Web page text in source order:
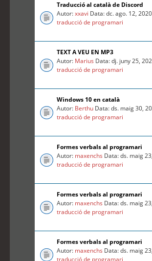
Traducció al català de Discord
Autor:xxavi Data: dc. ago. 12,
traducció de programari
TEXT A VEU EN MP3
Autor: Marius Data: dj. juny 25,
traducció de programari
Windows 10 en català
Autor: Berthu Data: ds. maig 30,
traducció de programari
Formes verbals al programari
Autor: maxenchs Data: ds. maig
traducció de programari
Formes verbals al programari
Autor: maxenchs Data: ds. maig
traducció de programari
Formes verbals al programari
Autor: maxenchs Data: ds. maig
traducció de programari